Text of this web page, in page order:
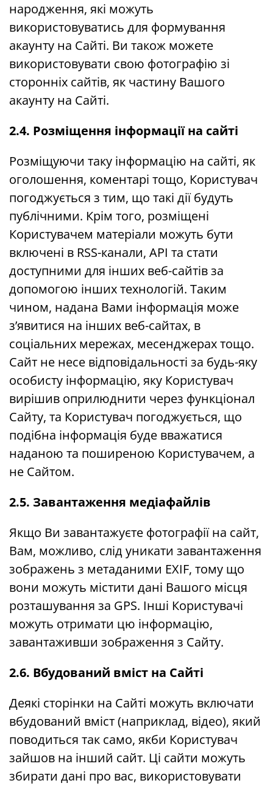
народження, які можуть
використовуватись для формування
акаунту на Сайті. Ви також можете
використовувати свою фотографію зі
сторонніх сайтів, як частину Вашого
акаунту на Сайті.
2.4. Розміщення інформації на сайті
Розміщуючи таку інформацію на сайті, як
оголошення, коментарі тощо, Користувач
погоджується з тим, що такі дії будуть
публічними. Крім того, розміщені
Користувачем матеріали можуть бути
включені в RSS-канали, API та стати
доступними для інших веб-сайтів за
допомогою інших технологій. Таким
чином, надана Вами інформація може
з’явитися на інших веб-сайтах, в
соціальних мережах, месенджерах тощо.
Сайт не несе відповідальності за будь-яку
особисту інформацію, яку Користувач
вирішив оприлюднити через функціонал
Сайту, та Користувач погоджується, що
подібна інформація буде вважатися
наданою та поширеною Користувачем, а
не Сайтом.
2.5. Завантаження медіафайлів
Якщо Ви завантажуєте фотографії на сайт,
Вам, можливо, слід уникати завантаження
зображень з метаданими EXIF, тому що
вони можуть містити дані Вашого місця
розташування за GPS. Інші Користувачі
можуть отримати цю інформацію,
завантаживши зображення з Сайту.
2.6. Вбудований вміст на Сайті
Деякі сторінки на Сайті можуть включати
вбудований вміст (наприклад, відео), який
поводиться так само, якби Користувач
зайшов на інший сайт. Ці сайти можуть
збирати дані про вас, використовувати